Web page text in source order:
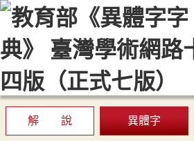
::: 最新消息 常見問題 編輯說明
顯示模式
網站導覽
解 說 異體字